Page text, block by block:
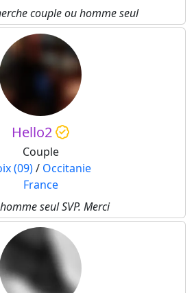
couple ou homme seul
Hello2
Couple
(09)/ Occitanie
France
seul SVP. Merci